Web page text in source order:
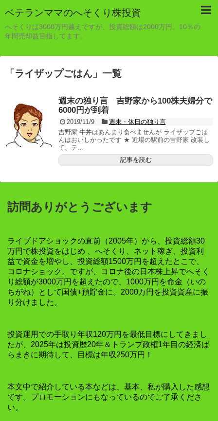
ベテランママのへそくり株投資
へそくりは3000万円越えですが、投資総額は2000万円。10％の
年間売却益目指してます。
「 ライザップごはん 」 一覧
週末の独り言 吉野家から100株夫婦分で
6000円が到着
2019/11/9
週末・休日の独り言
吉野家 牛丼はあんまり食べませんが ライザップごは
んはおいしかったです ★ 近場の駅前の吉野家 改装し
て、テ...
記事を読む
訪問ありがとうございます
ライブドアショックの直前（2005年）から、投資総額30
万円で株投資をはじめ 、へそくり、ネット稼ぎ、投資利
益で資金を増やし、投資総額1500万円を超えたとこで、
コロナショック。ですが、コロナ後の日本株上昇でへそく
り総額が3000万円を超えたので、1000万円を命金（いの
ちがね）として国債+預貯金に。2000万円を投資資産に振
り分けました。
投資運用での手取り年収120万円を最低目標にしてきまし
たが、2025年は投資歴20年＆トランプ政権1年目の経済ば
らまきに期待して、目標は年収250万円！
本文中で紹介している本などは、基本、私が購入した感想
です。プロモーションにもなっているのでご了承くださ
い。